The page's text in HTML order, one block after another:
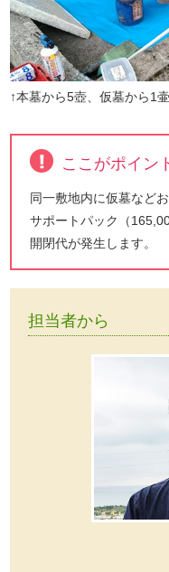
↑本墓から5壺、仮墓から1
ここがポイン
同一敷地内に仮墓など
サポートパック（
開閉代が発生します。
担当者から